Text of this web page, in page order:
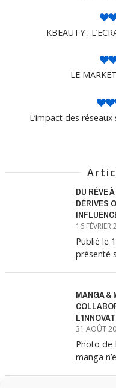
KBEAUTY :
LE
L’impact des
DU RÊVE
DÉRIVES
16 FÉVRIER
Publié le
présenté
MANGA &
31 AOÛT
Photo de
manga